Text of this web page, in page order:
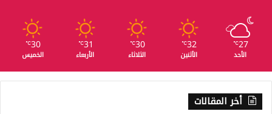
27
℃
الأحد
32
℃
الأثنين
30
℃
الثلاثاء
31
℃
الأربعاء
30
℃
الخميس
أخر المقالات